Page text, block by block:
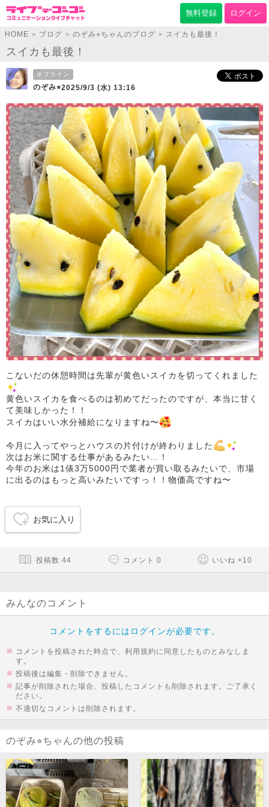
無料登録 ログイン
HOME > ブログ > のぞみ⭐︎ちゃんのブログ > スイカも最後！
スイカも最後！
オフライン
のぞみ⭐︎2025/9/3 (水) 13:16
こないだの休憩時間は先輩が黄色いスイカを切ってくれました
黄色いスイカを食べるのは初めてだったのですが、本当に甘く
て美味しかった！！
スイカはいい水分補給になりますね〜
今月に入ってやっとハウスの片付けが終わりました
次はお米に関する仕事があるみたい…！
今年のお米は1俵3万5000円で業者が買い取るみたいで、市場
に出るのはもっと高いみたいですっ！！物価高ですね〜
お気に入り
投稿数 44 コメント 0 いいね +10
みんなのコメント
コメントをするにはログインが必要です。
コメントを投稿された時点で、利用規約に同意したものとみなしま
す。
投稿後は編集・削除できません。
記事が削除された場合、投稿したコメントも削除されます。ご了承く
ださい。
不適切なコメントは削除されます。
のぞみ⭐︎ちゃんの他の投稿